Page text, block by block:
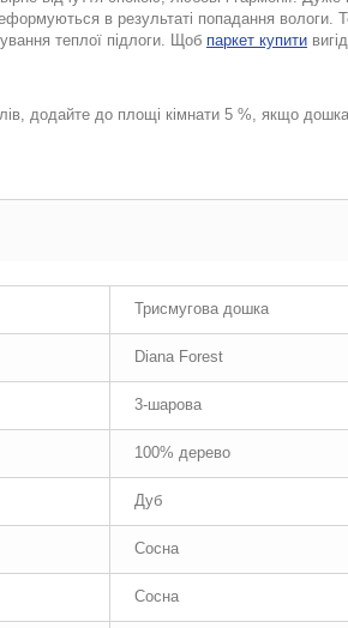
в результаті попадання вологи.
теплої підлоги. Щоб паркет купити
додайте до площі кімнати 5 %, якщо
Трисмугова дошка
Diana Forest
3-шарова
100% дерево
Дуб
Сосна
Сосна